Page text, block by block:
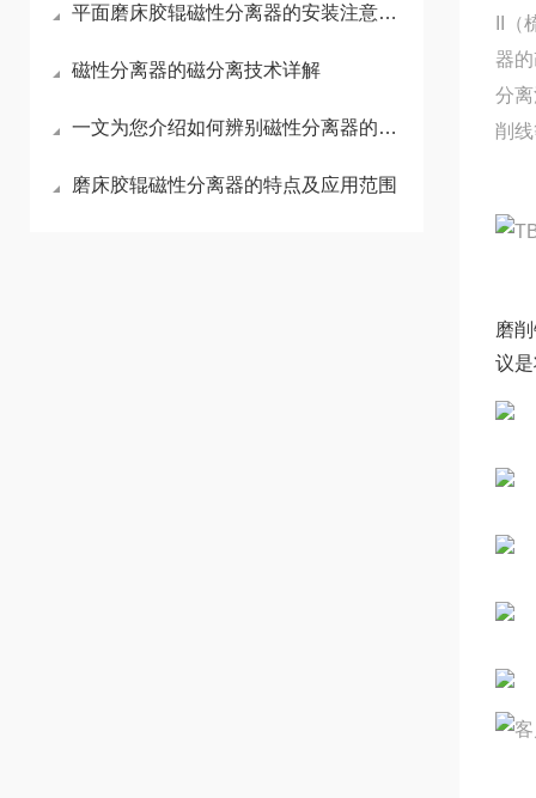
平面磨床胶辊磁性分离器的安装注意事项
磁性分离器的磁分离技术详解
一文为您介绍如何辨别磁性分离器的质量好坏
磨床胶辊磁性分离器的特点及应用范围
II
器
分
削
磨